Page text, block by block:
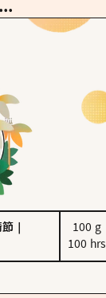
節
100 g
100 hrs